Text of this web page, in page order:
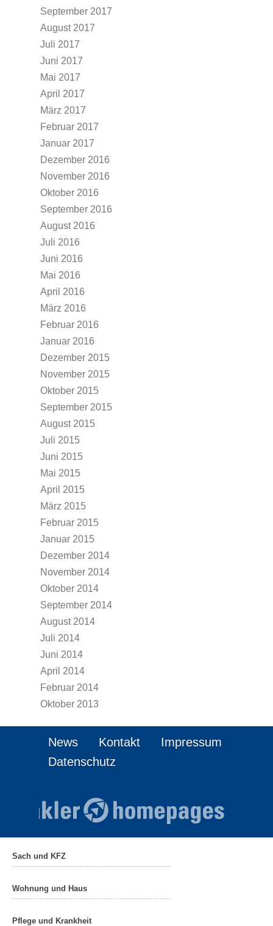
September 2017
August 2017
Juli 2017
Juni 2017
Mai 2017
April 2017
März 2017
Februar 2017
Januar 2017
Dezember 2016
November 2016
Oktober 2016
September 2016
August 2016
Juli 2016
Juni 2016
Mai 2016
April 2016
März 2016
Februar 2016
Januar 2016
Dezember 2015
November 2015
Oktober 2015
September 2015
August 2015
Juli 2015
Juni 2015
Mai 2015
April 2015
März 2015
Februar 2015
Januar 2015
Dezember 2014
November 2014
Oktober 2014
September 2014
August 2014
Juli 2014
Juni 2014
April 2014
Februar 2014
Oktober 2013
News Kontakt
Impressum
Datenschutz
Sach und KFZ
Wohnung und Haus
Pflege und Krankheit